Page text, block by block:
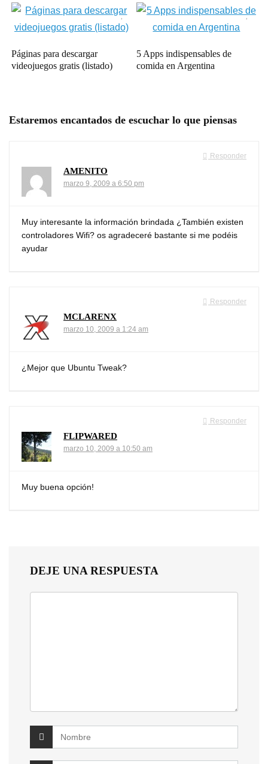
Páginas para descargar
videojuegos gratis (listado)
5 Apps indispensables de
comida en Argentina
Estaremos encantados de escuchar lo que piensas
Responder
AMENITO
marzo 9, 2009 a 6:50 pm
Muy interesante la información brindada ¿También existen
controladores Wifi? os agradeceré bastante si me podéis
ayudar
Responder
MCLARENX
marzo 10, 2009 a 1:24 am
¿Mejor que Ubuntu Tweak?
Responder
FLIPWARED
marzo 10, 2009 a 10:50 am
Muy buena opción!
DEJE UNA RESPUESTA